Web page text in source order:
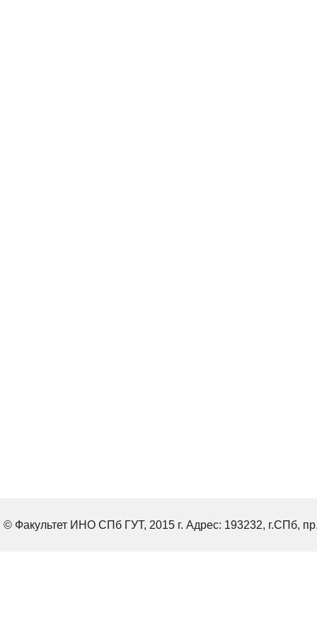
© Факультет ИНО СПб ГУТ, 2015 г. Адрес: 193232, г.СПб,